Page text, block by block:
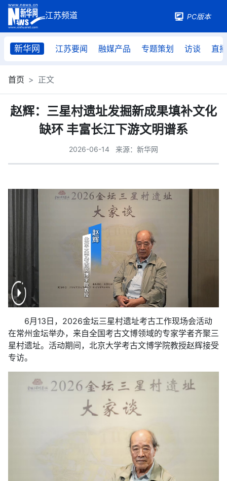
PC版本
新华网 江苏要闻 融媒产品 专题策划 访谈 直播
首页 正文
赵辉：三星村遗址发掘新成果填补文化
缺环 丰富长江下游文明谱系
2026-06-14 来源：新华网
6月13日，2026金坛三星村遗址考古工作现场会活动
在常州金坛举办，来自全国考古文博领域的专家学者齐聚三
星村遗址。活动期间，北京大学考古文博学院教授赵辉接受
专访。